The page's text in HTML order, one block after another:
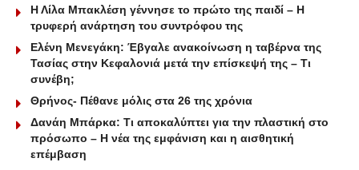
Η Λίλα Μπακλέση γέννησε το πρώτο της παιδί – Η
τρυφερή ανάρτηση του συντρόφου της
Ελένη Μενεγάκη: Έβγαλε ανακοίνωση η ταβέρνα της
Τασίας στην Κεφαλονιά μετά την επίσκεψή της – Τι
συνέβη;
Θρήνος- Πέθανε μόλις στα 26 της χρόνια
Δανάη Μπάρκα: Τι αποκαλύπτει για την πλαστική στο
πρόσωπο – Η νέα της εμφάνιση και η αισθητική
επέμβαση